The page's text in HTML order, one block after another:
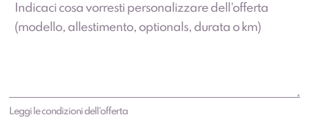
Leggi le condizioni dell'offerta